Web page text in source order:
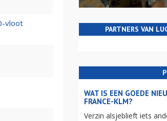
vloot
PARTNERS VAN
WAT IS EEN GOEDE
FRANCE-KLM?
Verzin alsjeblieft iets